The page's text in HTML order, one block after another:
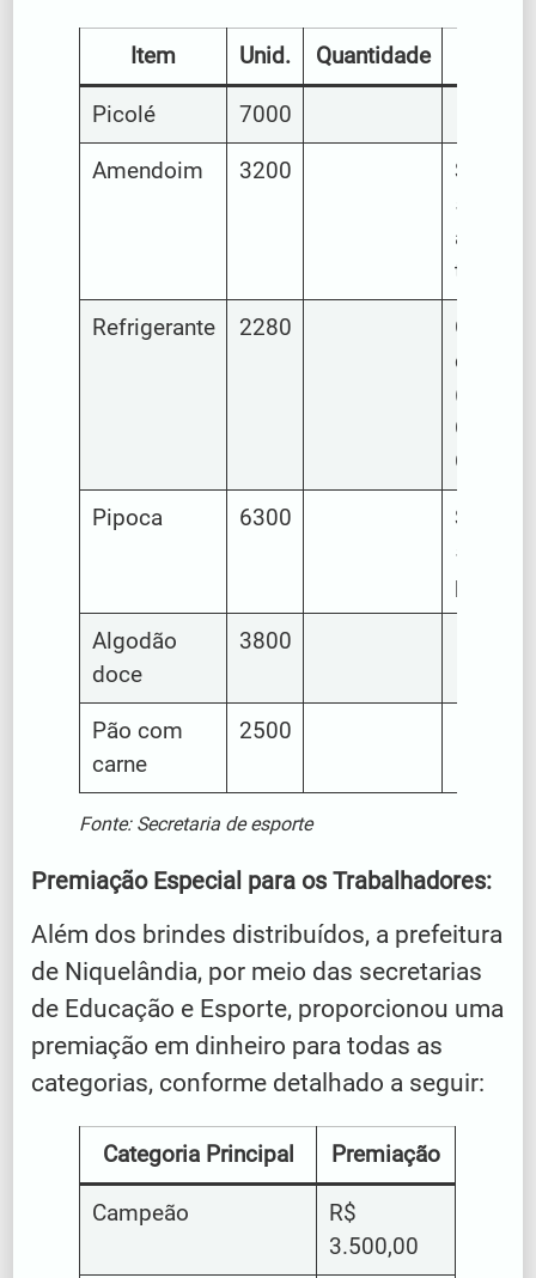
Item Unid. Quantidade
Picolé 7000
Amendoim 3200
Sacos
500g
torrado
Refrigerante 2280
de 1
(Coca-
Cola e
Pipoca 6300
Sacos
500g
pipoca
Algodão
doce
3800
Pão com
carne
2500
Fonte: Secretaria de esporte
Premiação Especial para os Trabalhadores:
Além dos brindes distribuídos, a prefeitura
de Niquelândia, por meio das secretarias
de Educação e Esporte, proporcionou uma
premiação em dinheiro para todas as
categorias, conforme detalhado a seguir:
Categoria Principal Premiação
Campeão
R$
3.500,00